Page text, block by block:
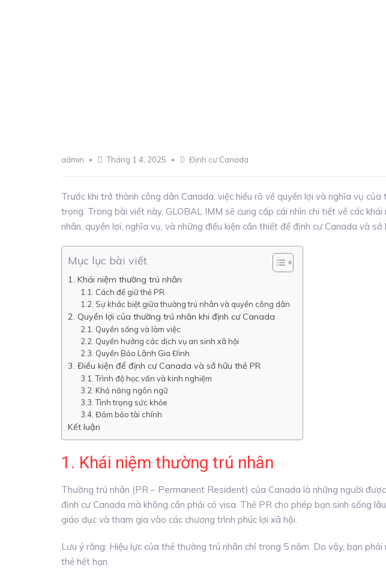
admin Tháng 1 4, 2025 Định cư Canada
Trước khi trở thành công dân Canada, việc hiểu rõ về quyền lợi và nghĩa vụ
trọng. Trong bài viết này, GLOBAL IMM sẽ cung cấp cái nhìn chi tiết về các
nhân, quyền lợi, nghĩa vụ, và những điều kiện cần thiết để định cư Canada và
Mục lục bài viết
1. Khái niệm thường trú nhân
1.1. Cách để giữ thẻ PR
1.2. Sự khác biệt giữa thường trú nhân và quyền công dân
2. Quyền lợi của thường trú nhân khi định cư Canada
2.1. Quyền sống và làm việc
2.2. Quyền hưởng các dịch vụ an sinh xã hội
2.3. Quyền Bảo Lãnh Gia Đình
3. Điều kiện để định cư Canada và sở hữu thẻ PR
3.1. Trình độ học vấn và kinh nghiệm
3.2. Khả năng ngôn ngữ
3.3. Tình trạng sức khỏe
3.4. Đảm bảo tài chính
Kết luận
1. Khái niệm thường trú nhân
Thường trú nhân (PR – Permanent Resident) của Canada là những người
định cư Canada mà không cần phải có visa. Thẻ PR cho phép bạn sinh sống
giáo dục và tham gia vào các chương trình phúc lợi xã hội.
Lưu ý rằng: Hiệu lực của thẻ thường trú nhân chỉ trong 5 năm. Do vậy, bạn
thẻ hết hạn.